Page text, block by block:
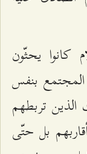
كانوا يحثّون
المجتمع بنفس
تربطهم
بل حتّى